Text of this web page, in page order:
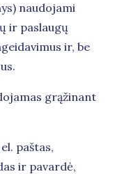
naudojami
ir paslaugų
ir, be
grąžinant
paštas,
ir pavardė,